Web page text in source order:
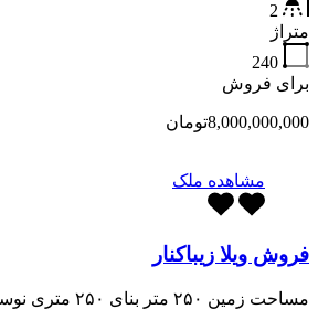
2
متراژ
240
برای فروش
8,000,000,000تومان
مشاهده ملک
فروش ویلا زیباکنار
مساحت زمین ۲۵۰ متر بنای ۲۵۰ متری نوساز فول امکانات…